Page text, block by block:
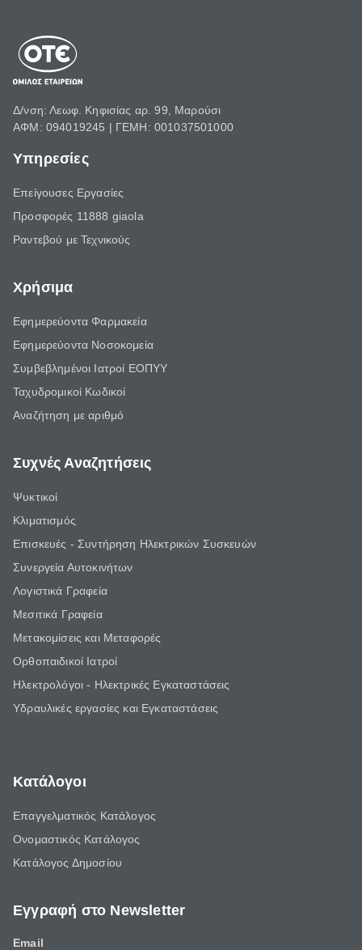
Δ/νση: Λεωφ. Κηφισίας αρ. 99, Μαρούσι
ΑΦΜ: 094019245 | ΓΕΜΗ: 001037501000
Υπηρεσίες
Επείγουσες Εργασίες
Προσφορές 11888 giaola
Ραντεβού με Τεχνικούς
Χρήσιμα
Εφημερεύοντα Φαρμακεία
Εφημερεύοντα Νοσοκομεία
Συμβεβλημένοι Ιατροί ΕΟΠΥΥ
Ταχυδρομικοί Κωδικοί
Αναζήτηση με αριθμό
Συχνές Αναζητήσεις
Ψυκτικοί
Κλιματισμός
Επισκευές - Συντήρηση Ηλεκτρικών Συσκευών
Συνεργεία Αυτοκινήτων
Λογιστικά Γραφεία
Μεσιτικά Γραφεία
Μετακομίσεις και Μεταφορές
Ορθοπαιδικοί Ιατροί
Ηλεκτρολόγοι - Ηλεκτρικές Εγκαταστάσεις
Υδραυλικές εργασίες και Εγκαταστάσεις
Κατάλογοι
Επαγγελματικός Κατάλογος
Ονομαστικός Κατάλογος
Κατάλογος Δημοσίου
Εγγραφή στο Newsletter
Email